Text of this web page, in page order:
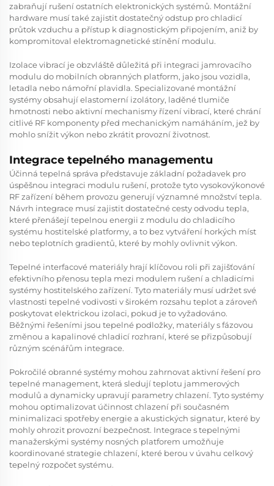
zabraňují rušení ostatních elektronických systémů. Montážní
hardware musí také zajistit dostatečný odstup pro chladicí
průtok vzduchu a přístup k diagnostickým připojením, aniž by
kompromitoval elektromagnetické stínění modulu.
Izolace vibrací je obzvláště důležitá při integraci jamrovacího
modulu do mobilních obranných platform, jako jsou vozidla,
letadla nebo námořní plavidla. Specializované montážní
systémy obsahují elastomerní izolátory, laděné tlumiče
hmotnosti nebo aktivní mechanismy řízení vibrací, které chrání
citlivé RF komponenty před mechanickým namáháním, jež by
mohlo snížit výkon nebo zkrátit provozní životnost.
Integrace tepelného managementu
Účinná tepelná správa představuje základní požadavek pro
úspěšnou integraci modulu rušení, protože tyto vysokovýkonové
RF zařízení během provozu generují významné množství tepla.
Návrh integrace musí zajistit dostatečné cesty odvodu tepla,
které přenášejí tepelnou energii z modulu do chladicího
systému hostitelské platformy, a to bez vytváření horkých míst
nebo teplotních gradientů, které by mohly ovlivnit výkon.
Tepelné interfacové materiály hrají klíčovou roli při zajišťování
efektivního přenosu tepla mezi modulem rušení a chladicími
systémy hostitelského zařízení. Tyto materiály musí udržet své
vlastnosti tepelné vodivosti v širokém rozsahu teplot a zároveň
poskytovat elektrickou izolaci, pokud je to vyžadováno.
Běžnými řešeními jsou tepelné podložky, materiály s fázovou
změnou a kapalinové chladicí rozhraní, které se přizpůsobují
různým scénářům integrace.
Pokročilé obranné systémy mohou zahrnovat aktivní řešení pro
tepelné management, která sledují teplotu jammerových
modulů a dynamicky upravují parametry chlazení. Tyto systémy
mohou optimalizovat účinnost chlazení při současném
minimalizaci spotřeby energie a akustických signatur, které by
mohly ohrozit provozní bezpečnost. Integrace s tepelnými
manažerskými systémy nosných platforem umožňuje
koordinované strategie chlazení, které berou v úvahu celkový
tepelný rozpočet systému.